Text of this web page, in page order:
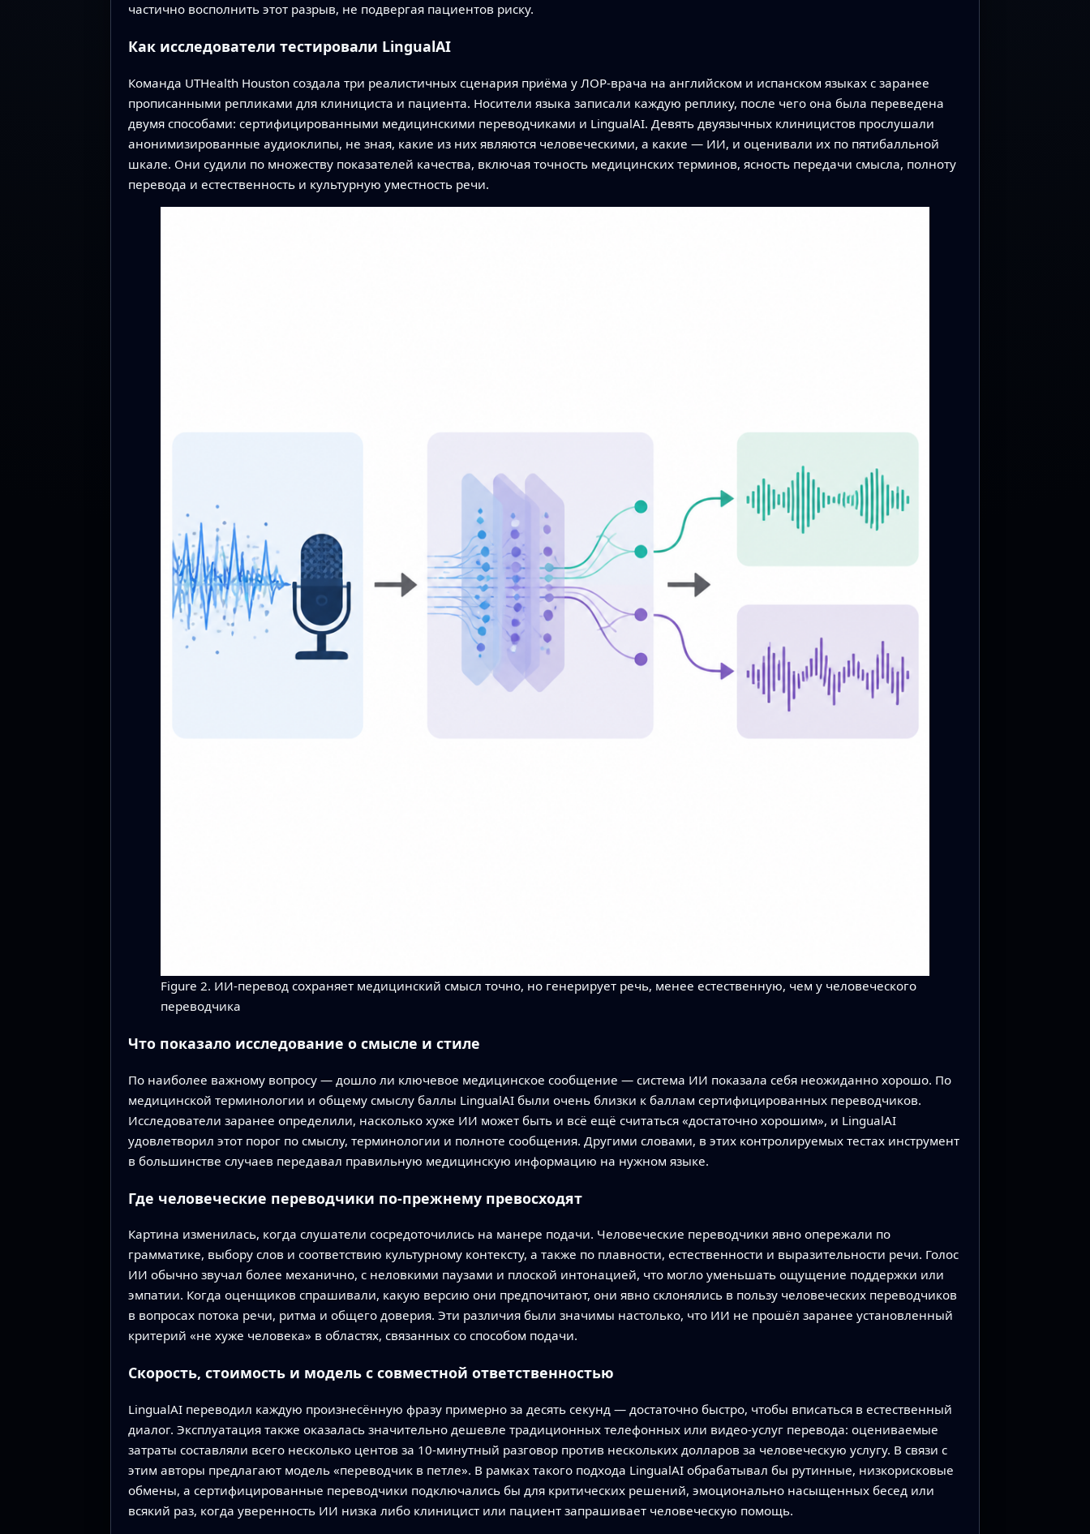
частично восполнить этот разрыв, не подвергая пациентов риску.
Как исследователи тестировали LingualAI
Команда UTHealth Houston создала три реалистичных сценария приёма у ЛОР‑врача на английском и испанском языках с заранее
прописанными репликами для клинициста и пациента. Носители языка записали каждую реплику, после чего она была переведена
двумя способами: сертифицированными медицинскими переводчиками и LingualAI. Девять двуязычных клиницистов прослушали
анонимизированные аудиоклипы, не зная, какие из них являются человеческими, а какие — ИИ, и оценивали их по пятибалльной
шкале. Они судили по множеству показателей качества, включая точность медицинских терминов, ясность передачи смысла, полноту
перевода и естественность и культурную уместность речи.
Figure 2. ИИ-перевод сохраняет медицинский смысл точно, но генерирует речь, менее естественную, чем у человеческого
переводчика
Что показало исследование о смысле и стиле
По наиболее важному вопросу — дошло ли ключевое медицинское сообщение — система ИИ показала себя неожиданно хорошо. По
медицинской терминологии и общему смыслу баллы LingualAI были очень близки к баллам сертифицированных переводчиков.
Исследователи заранее определили, насколько хуже ИИ может быть и всё ещё считаться «достаточно хорошим», и LingualAI
удовлетворил этот порог по смыслу, терминологии и полноте сообщения. Другими словами, в этих контролируемых тестах инструмент
в большинстве случаев передавал правильную медицинскую информацию на нужном языке.
Где человеческие переводчики по‑прежнему превосходят
Картина изменилась, когда слушатели сосредоточились на манере подачи. Человеческие переводчики явно опережали по
грамматике, выбору слов и соответствию культурному контексту, а также по плавности, естественности и выразительности речи. Голос
ИИ обычно звучал более механично, с неловкими паузами и плоской интонацией, что могло уменьшать ощущение поддержки или
эмпатии. Когда оценщиков спрашивали, какую версию они предпочитают, они явно склонялись в пользу человеческих переводчиков
в вопросах потока речи, ритма и общего доверия. Эти различия были значимы настолько, что ИИ не прошёл заранее установленный
критерий «не хуже человека» в областях, связанных со способом подачи.
Скорость, стоимость и модель с совместной ответственностью
LingualAI переводил каждую произнесённую фразу примерно за десять секунд — достаточно быстро, чтобы вписаться в естественный
диалог. Эксплуатация также оказалась значительно дешевле традиционных телефонных или видео‑услуг перевода: оцениваемые
затраты составляли всего несколько центов за 10‑минутный разговор против нескольких долларов за человеческую услугу. В связи с
этим авторы предлагают модель «переводчик в петле». В рамках такого подхода LingualAI обрабатывал бы рутинные, низкорисковые
обмены, а сертифицированные переводчики подключались бы для критических решений, эмоционально насыщенных бесед или
всякий раз, когда уверенность ИИ низка либо клиницист или пациент запрашивает человеческую помощь.